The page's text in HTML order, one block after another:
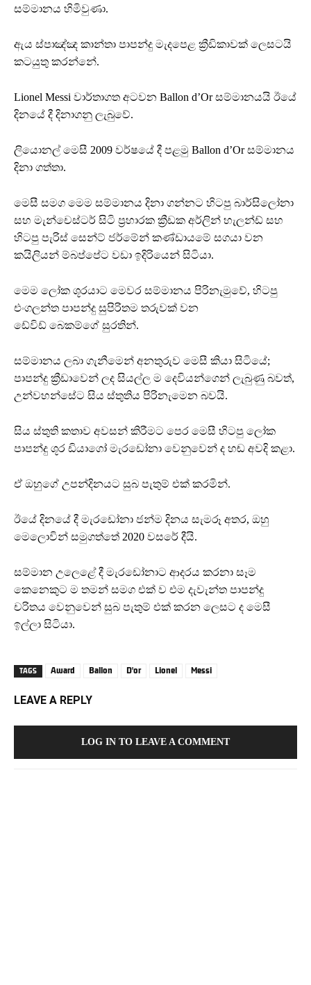
සම්මානය හිමිවුණා.
ඇය ස්පාඤ්ඤ කාන්තා පාපන්දු මැදපෙළ ක්‍රීඩිකාවක් ලෙසටයි
කටයුතු කරන්නේ.
Lionel Messi වාර්තාගත අටවන Ballon d’Or සම්මානයයි ඊයේ
දිනයේ දී දිනාගනු ලැබුවේ.
ලියොනල් මෙසී 2009 වර්ෂයේ දී පළමු Ballon d’Or සම්මානය
දිනා ගත්තා.
මෙසී සමග මෙම සම්මානය දිනා ගන්නට හිටපු බාර්සිලෝනා
සහ මැන්චෙස්ටර් සිටි ප්‍රහාරක ක්‍රීඩක අර්ලින් හැලන්ඩ් සහ
හිටපු පැරිස් සෙන්ට් ජර්මේන් කණ්ඩායමේ සගයා වන
ක‍යිලියන් ම්බප්පේට වඩා ඉදිරියෙන් සිටියා.
මෙම ලෝක ශූරයාට මෙවර සම්මානය පිරිනැමුවේ, හිටපු
එංගලන්ත පාපන්දු සුපිරිතම තරුවක් වන
ඩේවිඩ් බෙකම්ගේ සුරතින්.
සම්මානය ලබා ගැනීමෙන් අනතුරුව මෙසී කියා සිටියේ;
පාපන්දු ක්‍රීඩාවෙන් ලද සියල්ල ම දෙවියන්ගෙන් ලැබුණු බවත්,
උන්වහන්සේට සිය ස්තුතිය පිරිනැමෙන බවයි.
සිය ස්තුති කතාව අවසන් කිරීමට පෙර මෙසී හිටපු ලෝක
පාපන්දු ශූර ඩියාගෝ මැරඩෝනා වෙනුවෙන් ද හඬ අවදි කළා.
ඒ ඔහුගේ උපන්දිනයට සුබ පැතුම් එක් කරමින්.
ඊයේ දිනයේ දී මැරඩෝනා ජන්ම දිනය සැමරූ අතර, ඔහු
මෙලොවින් සමුගත්තේ 2020 වසරේ දීයි.
සම්මාන උලෙළේ දී මැරඩෝනාට ආදරය කරනා සෑම
කෙනෙකුට ම තමන් සමග එක් ව එම දැවැන්ත පාපන්දු
චරිතය වෙනුවෙන් සුබ පැතුම් එක් කරන ලෙසට ද මෙසී
ඉල්ලා සිටියා.
TAGS Award Ballon D'or Lionel Messi
LEAVE A REPLY
LOG IN TO LEAVE A COMMENT